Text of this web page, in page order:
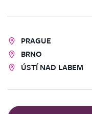
PRAGUE
BRNO
ÚSTÍ NAD LABEM